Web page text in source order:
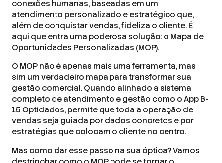
conexões humanas, baseadas em um
atendimento personalizado e estratégico que,
além de conquistar vendas, fideliza o cliente. É
aqui que entra uma poderosa solução: o Mapa de
Oportunidades Personalizadas (MOP).
O MOP não é apenas mais uma ferramenta, mas
sim um verdadeiro mapa para transformar sua
gestão comercial. Quando alinhado a sistema
completo de atendimento e gestão como o App B-
15 Optidados, permite que toda a operação de
vendas seja guiada por dados concretos e por
estratégias que colocam o cliente no centro.
Mas como dar esse passo na sua óptica? Vamos